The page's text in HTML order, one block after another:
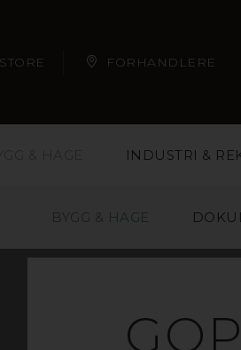
FORHANDLERE
INDUSTRI &
BYGG & HAGE